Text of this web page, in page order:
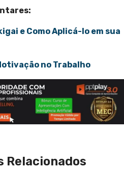
e Como Aplicá-lo em sua
no Trabalho
Relacionados